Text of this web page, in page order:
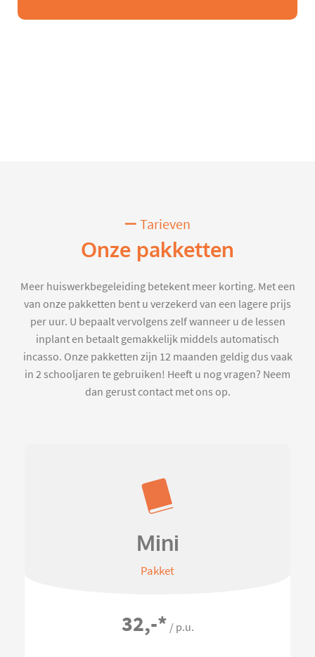
Tarieven
Onze pakketten
Meer huiswerkbegeleiding betekent meer korting. Met een
van onze pakketten bent u verzekerd van een lagere prijs
per uur. U bepaalt vervolgens zelf wanneer u de lessen
inplant en betaalt gemakkelijk middels automatisch
incasso. Onze pakketten zijn 12 maanden geldig dus vaak
in 2 schooljaren te gebruiken! Heeft u nog vragen? Neem
dan gerust contact met ons op.
Mini
Pakket
32,-* / p.u.